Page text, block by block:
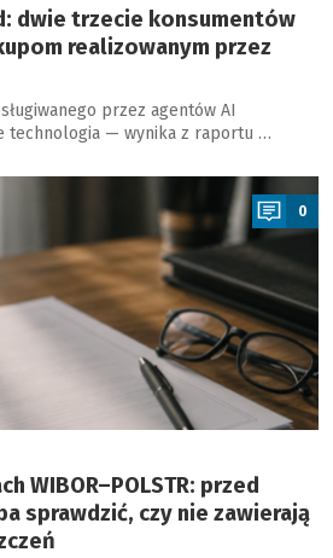
dwie trzecie konsumentów
realizowanym przez
przez agentów AI
technologia — wynika z raportu …
0
WIBOR–POLSTR: przed
sprawdzić, czy nie zawierają